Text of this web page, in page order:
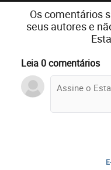
Os comentários
seus autores e
Leia 0 comentários